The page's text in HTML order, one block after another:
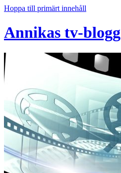
Hoppa till primärt innehåll
Annikas tv-blogg